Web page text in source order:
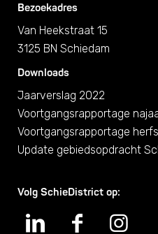
Bezoekadres
Van Heekstraat 15
3125 BN Schiedam
Downloads
Jaarverslag 2022
Voortgangsrapportage
Voortgangsrapportage
Update gebiedsopdracht
Volg SchieDistrict op: